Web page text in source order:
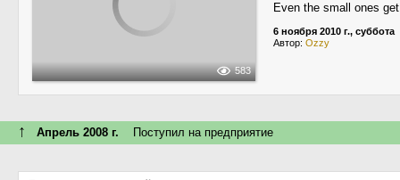
583
Even the small ones
6 ноября 2010 г., суббота
Автор: Ozzy
↑ Апрель 2008 г. Поступил на предприятие